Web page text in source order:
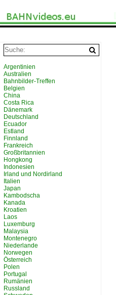
Argentinien
Australien
Bahnbilder-Treffen
Belgien
China
Costa Rica
Dänemark
Deutschland
Ecuador
Estland
Finnland
Frankreich
Großbritannien
Hongkong
Indonesien
Irland und Nordirland
Italien
Japan
Kambodscha
Kanada
Kroatien
Laos
Luxemburg
Malaysia
Montenegro
Niederlande
Norwegen
Österreich
Polen
Portugal
Rumänien
Russland